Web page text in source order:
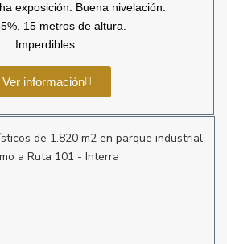
exposición. Buena nivelación.
15 metros de altura.
Imperdibles.
Ver información